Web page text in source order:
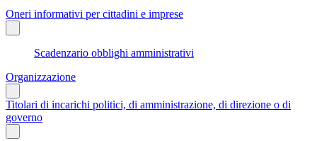
Oneri informativi per cittadini e imprese
Scadenzario obblighi amministrativi
Organizzazione
Titolari di incarichi politici, di amministrazione, di direzione o di
governo